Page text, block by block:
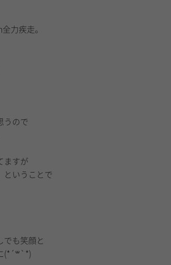
力疾走。
うので
ますが
ということで
でも笑顔と
(*´꒳`*)